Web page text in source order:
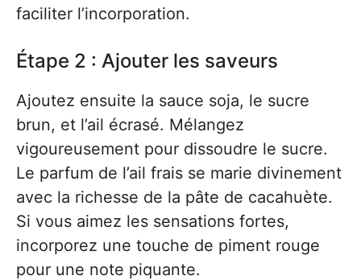
faciliter l’incorporation.
Étape 2 : Ajouter les saveurs
Ajoutez ensuite la sauce soja, le sucre
brun, et l’ail écrasé. Mélangez
vigoureusement pour dissoudre le sucre.
Le parfum de l’ail frais se marie divinement
avec la richesse de la pâte de cacahuète.
Si vous aimez les sensations fortes,
incorporez une touche de piment rouge
pour une note piquante.